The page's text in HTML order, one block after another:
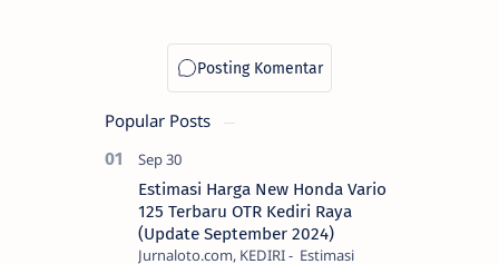
Popular Posts
Estimasi Harga New Honda Vario
125 Terbaru OTR Kediri Raya
(Update September 2024)
Jurnaloto.com, KEDIRI - Estimasi